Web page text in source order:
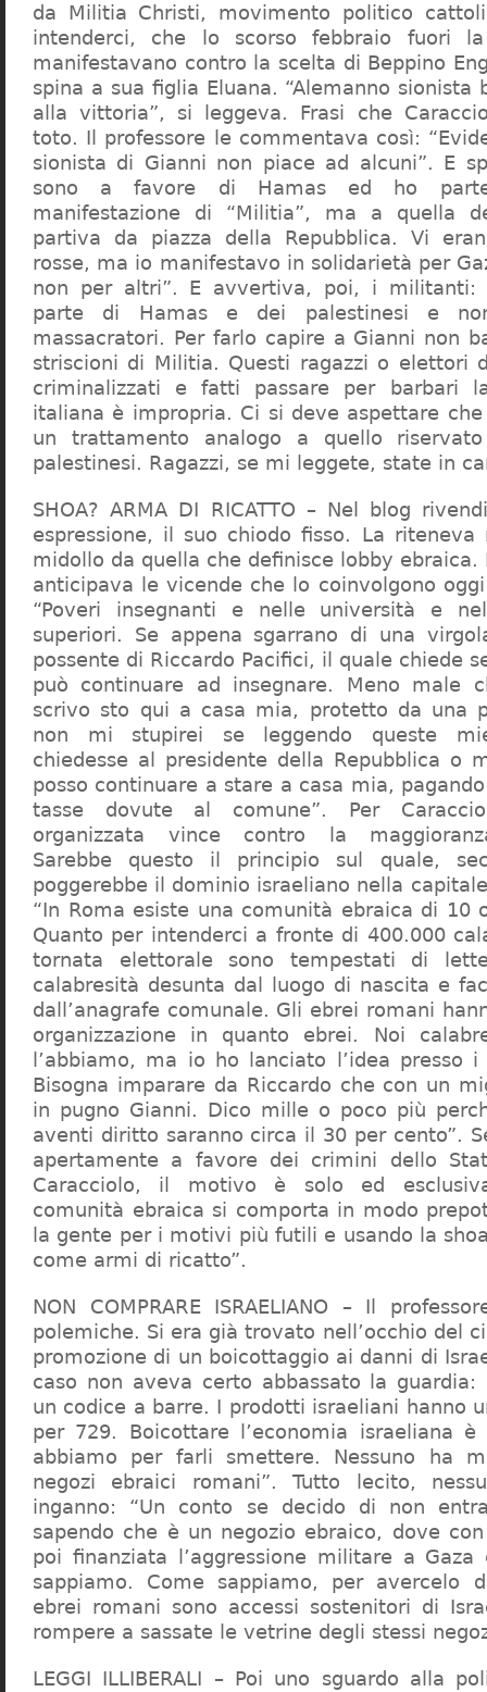
da Militia Christi, movimento politico
intenderci, che lo scorso febbraio fuori
manifestavano contro la scelta di Beppino
spina a sua figlia Eluana. “Alemanno sionista
alla vittoria”, si leggeva. Frasi che
toto. Il professore le commentava così:
sionista di Gianni non piace ad alcuni”. E
sono a favore di Hamas ed ho
manifestazione di “Militia”, ma a quella
partiva da piazza della Repubblica. Vi
rosse, ma io manifestavo in solidarietà per
non per altri”. E avvertiva, poi, i militanti:
parte di Hamas e dei palestinesi e
massacratori. Per farlo capire a Gianni non
striscioni di Militia. Questi ragazzi o elettori
criminalizzati e fatti passare per barbari
italiana è impropria. Ci si deve aspettare
un trattamento analogo a quello
palestinesi. Ragazzi, se mi leggete, state in
SHOA? ARMA DI RICATTO – Nel blog
espressione, il suo chiodo fisso. La
midollo da quella che definisce lobby ebraica.
anticipava le vicende che lo coinvolgono
“Poveri insegnanti e nelle università e
superiori. Se appena sgarrano di una
possente di Riccardo Pacifici, il quale chiede
può continuare ad insegnare. Meno male
scrivo sto qui a casa mia, protetto da una
non mi stupirei se leggendo queste
chiedesse al presidente della Repubblica o
posso continuare a stare a casa mia,
tasse dovute al comune”. Per
organizzata vince contro la
Sarebbe questo il principio sul quale,
poggerebbe il dominio israeliano nella
“In Roma esiste una comunità ebraica di 10
Quanto per intenderci a fronte di 400.000
tornata elettorale sono tempestati di
calabresità desunta dal luogo di nascita e
dall’anagrafe comunale. Gli ebrei romani
organizzazione in quanto ebrei. Noi
l’abbiamo, ma io ho lanciato l’idea presso
Bisogna imparare da Riccardo che con un
in pugno Gianni. Dico mille o poco più
aventi diritto saranno circa il 30 per cento”.
apertamente a favore dei crimini dello
Caracciolo, il motivo è solo ed
comunità ebraica si comporta in modo
la gente per i motivi più futili e usando la
come armi di ricatto”.
NON COMPRARE ISRAELIANO – Il
polemiche. Si era già trovato nell’occhio del
promozione di un boicottaggio ai danni di
caso non aveva certo abbassato la guardia:
un codice a barre. I prodotti israeliani hanno
per 729. Boicottare l’economia israeliana è
abbiamo per farli smettere. Nessuno ha
negozi ebraici romani”. Tutto lecito,
inganno: “Un conto se decido di non
sapendo che è un negozio ebraico, dove
poi finanziata l’aggressione militare a
sappiamo. Come sappiamo, per avercelo
ebrei romani sono accessi sostenitori di
rompere a sassate le vetrine degli stessi
LEGGI ILLIBERALI – Poi uno sguardo alla